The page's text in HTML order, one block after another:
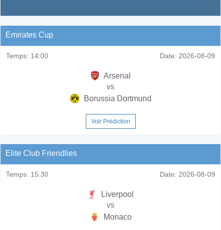
Emirates Cup
Temps: 14:00 Date: 2026-08-09
Arsenal
vs
Borussia Dortmund
Voir Prédiction
Elite Club Friendlies
Temps: 15:30 Date: 2026-08-09
Liverpool
vs
Monaco